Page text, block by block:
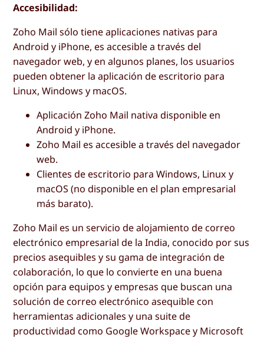
Accesibilidad:
Zoho Mail sólo tiene aplicaciones nativas para
Android y iPhone, es accesible a través del
navegador web, y en algunos planes, los usuarios
pueden obtener la aplicación de escritorio para
Linux, Windows y macOS.
Aplicación Zoho Mail nativa disponible en
Android y iPhone.
Zoho Mail es accesible a través del navegador
web.
Clientes de escritorio para Windows, Linux y
macOS (no disponible en el plan empresarial
más barato).
Zoho Mail es un servicio de alojamiento de correo
electrónico empresarial de la India, conocido por sus
precios asequibles y su gama de integración de
colaboración, lo que lo convierte en una buena
opción para equipos y empresas que buscan una
solución de correo electrónico asequible con
herramientas adicionales y una suite de
productividad como Google Workspace y Microsoft